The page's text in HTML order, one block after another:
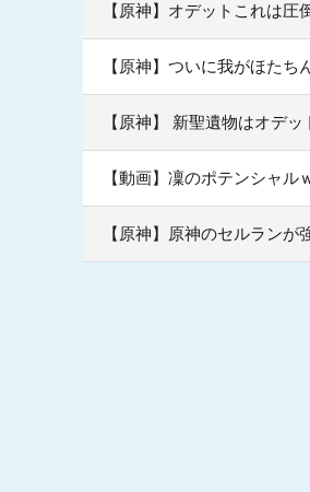
【原神】オデットこれは
【原神】ついに我がほたち
【原神】 新聖遺物はオデ
【動画】凜のポテンシャル
【原神】原神のセルラン